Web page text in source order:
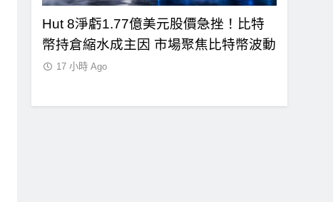
Hut 8淨虧1.77億美元股價急挫！比特
幣持倉縮水成主因 市場聚焦比特幣波動
17 小時 Ago